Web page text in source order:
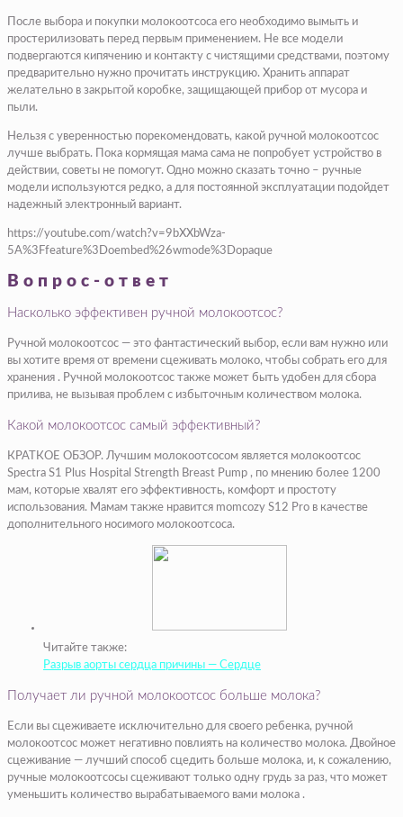
После выбора и покупки молокоотсоса его необходимо вымыть и
простерилизовать перед первым применением. Не все модели
подвергаются кипячению и контакту с чистящими средствами, поэтому
предварительно нужно прочитать инструкцию. Хранить аппарат
желательно в закрытой коробке, защищающей прибор от мусора и
пыли.
Нельзя с уверенностью порекомендовать, какой ручной молокоотсос
лучше выбрать. Пока кормящая мама сама не попробует устройство в
действии, советы не помогут. Одно можно сказать точно – ручные
модели используются редко, а для постоянной эксплуатации подойдет
надежный электронный вариант.
https://youtube.com/watch?v=9bXXbWza-
5A%3Ffeature%3Doembed%26wmode%3Dopaque
Вопрос-ответ
Насколько эффективен ручной молокоотсос?
Ручной молокоотсос — это фантастический выбор, если вам нужно или
вы хотите время от времени сцеживать молоко, чтобы собрать его для
хранения . Ручной молокоотсос также может быть удобен для сбора
прилива, не вызывая проблем с избыточным количеством молока.
Какой молокоотсос самый эффективный?
КРАТКОЕ ОБЗОР. Лучшим молокоотсосом является молокоотсос
Spectra S1 Plus Hospital Strength Breast Pump , по мнению более 1200
мам, которые хвалят его эффективность, комфорт и простоту
использования. Мамам также нравится momcozy S12 Pro в качестве
дополнительного носимого молокоотсоса.
Читайте также:
Разрыв аорты сердца причины — Сердце
Получает ли ручной молокоотсос больше молока?
Если вы сцеживаете исключительно для своего ребенка, ручной
молокоотсос может негативно повлиять на количество молока. Двойное
сцеживание — лучший способ сцедить больше молока, и, к сожалению,
ручные молокоотсосы сцеживают только одну грудь за раз, что может
уменьшить количество вырабатываемого вами молока .